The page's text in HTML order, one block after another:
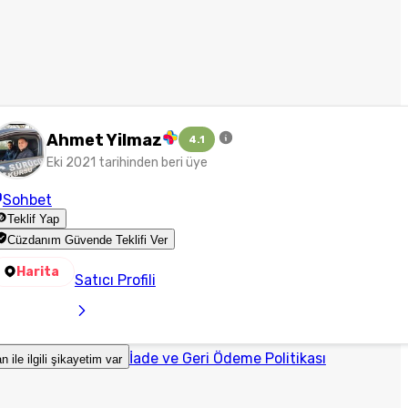
Ahmet Yilmaz 4.1
Eki 2021 tarihinden beri üye
Sohbet
Teklif Yap
Cüzdanım Güvende Teklifi Ver
Harita Satıcı Profili
ile ilgili şikayetim var İade ve Geri Ödeme Politikası